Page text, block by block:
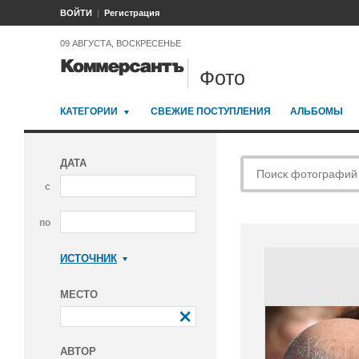
ВОЙТИ Регистрация
09 АВГУСТА, ВОСКРЕСЕНЬЕ
Фото
КАТЕГОРИИ СВЕЖИЕ ПОСТУПЛЕНИЯ АЛЬБОМЫ
ДАТА
с
по
ИСТОЧНИК
МЕСТО
АВТОР